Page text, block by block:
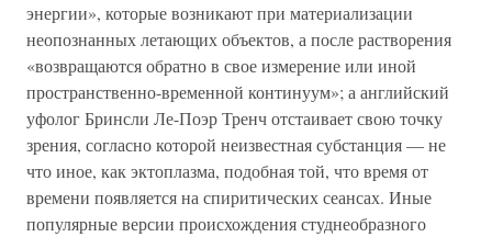
энергии», которые возникают при материализации
неопознанных летающих объектов, а после растворения
«возвращаются обратно в свое измерение или иной
пространственно-временной континуум»; а английский
уфолог Бринсли Ле-Поэр Тренч отстаивает свою точку
зрения, согласно которой неизвестная субстанция — не
что иное, как эктоплазма, подобная той, что время от
времени появляется на спиритических сеансах. Иные
популярные версии происхождения студнеобразного